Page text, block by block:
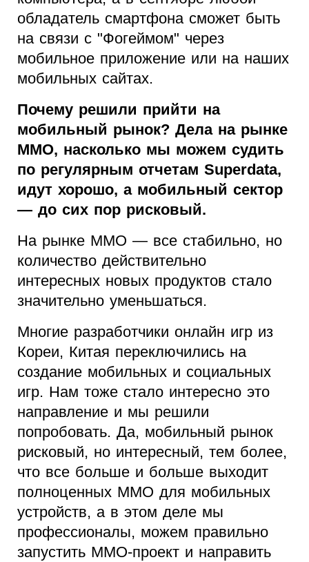
обладатель смартфона сможет быть
на связи с "Фогеймом" через
мобильное приложение или на наших
мобильных сайтах.
Почему решили прийти на
мобильный рынок? Дела на рынке
ММО, насколько мы можем судить
по регулярным отчетам Superdata,
идут хорошо, а мобильный сектор
— до сих пор рисковый.
На рынке MMO — все стабильно, но
количество действительно
интересных новых продуктов стало
значительно уменьшаться.
Многие разработчики онлайн игр из
Кореи, Китая переключились на
создание мобильных и социальных
игр. Нам тоже стало интересно это
направление и мы решили
попробовать. Да, мобильный рынок
рисковый, но интересный, тем более,
что все больше и больше выходит
полноценных MMO для мобильных
устройств, а в этом деле мы
профессионалы, можем правильно
запустить MMO-проект и направить